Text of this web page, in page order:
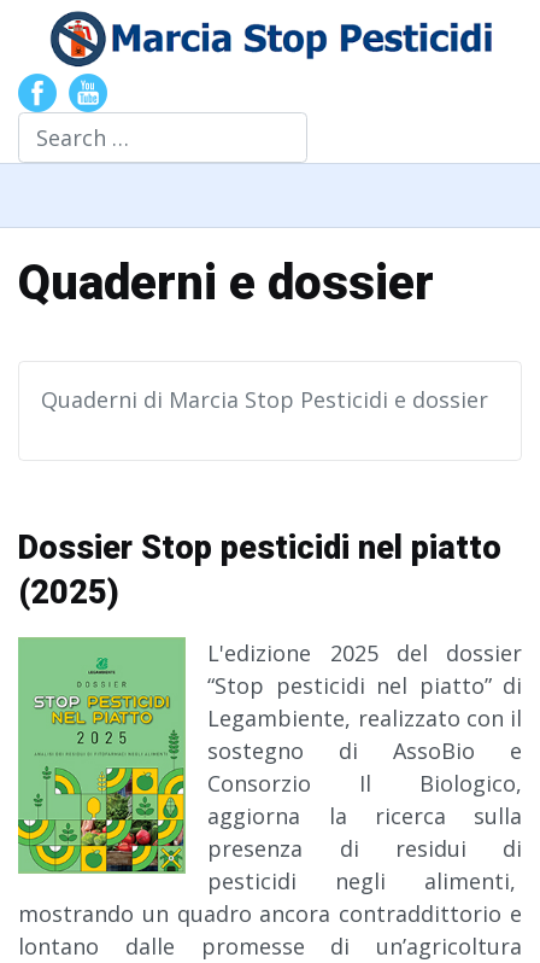
Search
Quaderni e dossier
Quaderni di Marcia Stop Pesticidi e dossier
Dossier Stop pesticidi nel piatto
(2025)
L'edizione 2025 del dossier
“Stop pesticidi nel piatto” di
Legambiente, realizzato con il
sostegno di AssoBio e
Consorzio Il Biologico,
aggiorna la ricerca sulla
presenza di residui di
pesticidi negli alimenti,
mostrando un quadro ancora contraddittorio e
lontano dalle promesse di un’agricoltura